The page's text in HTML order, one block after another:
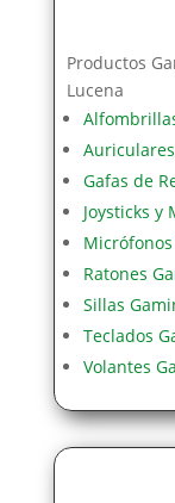
Productos
Lucena
Gafas de
Joysticks y
Ratones
Sillas
Teclados
Volantes